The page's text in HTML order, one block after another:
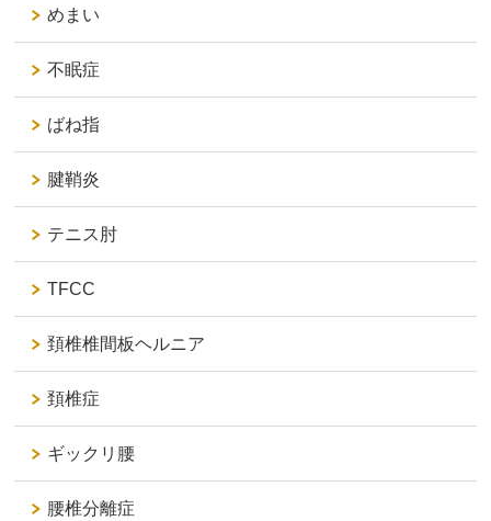
めまい
不眠症
ばね指
腱鞘炎
テニス肘
TFCC
頚椎椎間板ヘルニア
頚椎症
ギックリ腰
腰椎分離症